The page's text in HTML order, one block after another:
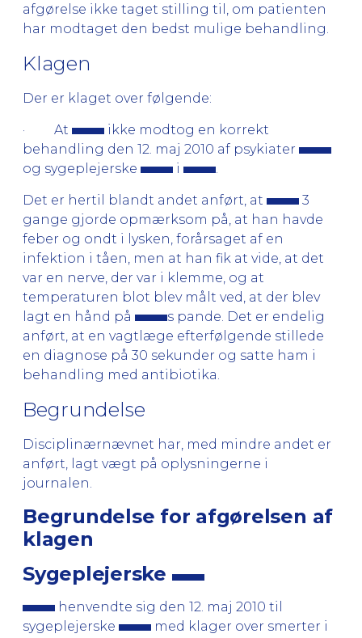
afgørelse ikke taget stilling til, om patienten
har modtaget den bedst mulige behandling.
Klagen
Der er klaget over følgende:
· At
ikke modtog en korrekt
behandling den 12. maj 2010 af psykiater
og sygeplejerske
i
Det er hertil blandt andet anført, at
3
gange gjorde opmærksom på, at han havde
feber og ondt i lysken, forårsaget af en
infektion i tåen, men at han fik at vide, at det
var en nerve, der var i klemme, og at
temperaturen blot blev målt ved, at der blev
lagt en hånd på
s pande. Det er endelig
anført, at en vagtlæge efterfølgende stillede
en diagnose på 30 sekunder og satte ham i
behandling med antibiotika.
Begrundelse
Disciplinærnævnet har, med mindre andet er
anført, lagt vægt på oplysningerne i
journalen.
Begrundelse for afgørelsen af
klagen
Sygeplejerske
henvendte sig den 12. maj 2010 til
sygeplejerske
med klager over smerter i